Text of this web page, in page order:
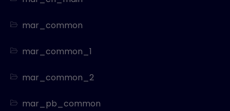
mar_common
mar_common_1
mar_common_2
mar_pb_common